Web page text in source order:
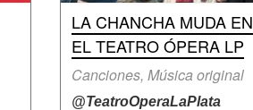
LA CHANCHA MUDA EN
EL TEATRO ÓPERA LP
Canciones, Música original
@TeatroOperaLaPlata